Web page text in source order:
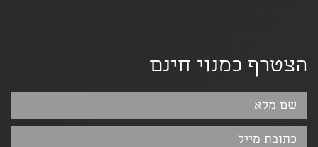
הצטרף כמנוי חינם